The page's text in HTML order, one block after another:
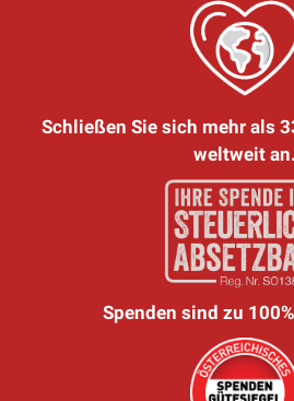
Schließen Sie sich mehr als
weltweit an.
Spenden sind zu